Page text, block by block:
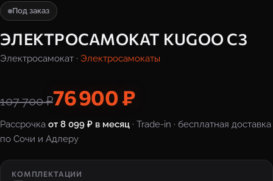
Под заказ
ЭЛЕКТРОСАМОКАТ KUGOO C3
Электросамокат · Электросамокаты
107 700 ₽76 900 ₽
Рассрочка от 8 099 ₽ в месяц · Trade-in · бесплатная доставка
по Сочи и Адлеру
КОМПЛЕКТАЦИИ